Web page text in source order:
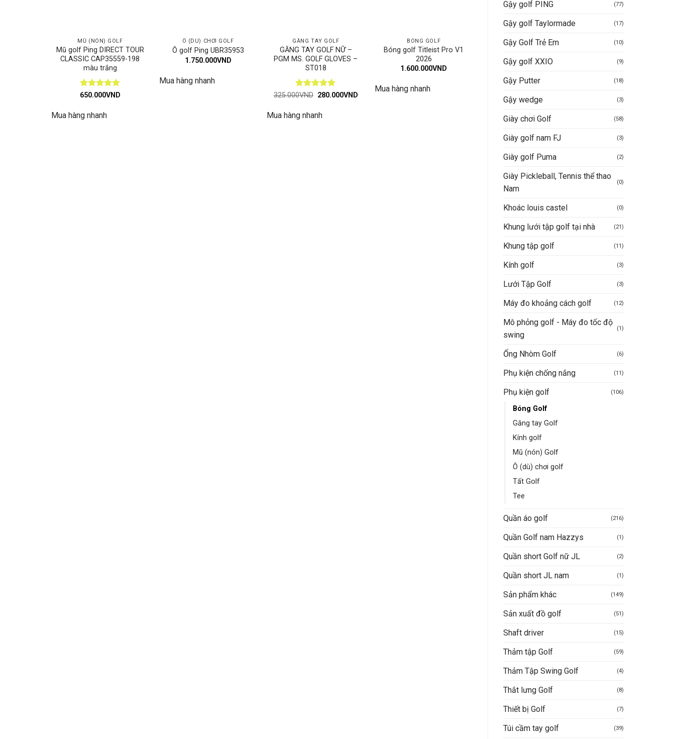
Gậy golf PING (77)
Gậy golf Taylormade (17)
Gậy Golf Trẻ Em (10)
Gậy golf XXIO (9)
Gậy Putter (18)
Gậy wedge (3)
Giày chơi Golf (58)
Giày golf nam FJ (3)
Giày golf Puma (2)
Giày Pickleball, Tennis thể thao
Nam
(0)
Khoác louis castel (0)
Khung lưới tập golf tại nhà (21)
Khung tập golf (11)
Kính golf (3)
Lưới Tập Golf (3)
Máy đo khoảng cách golf (12)
Mô phỏng golf - Máy đo tốc độ
swing
(1)
Ống Nhòm Golf (6)
Phụ kiện chống nắng (11)
Phụ kiện golf (106)
Bóng Golf
Găng tay Golf
Kính golf
Mũ (nón) Golf
Ô (dù) chơi golf
Tất Golf
Tee
Quần áo golf (216)
Quần Golf nam Hazzys (1)
Quần short Golf nữ JL (2)
Quần short JL nam (1)
Sản phẩm khác (149)
Sản xuất đồ golf (51)
Shaft driver (15)
Thảm tập Golf (59)
Thảm Tập Swing Golf (4)
Thắt lưng Golf (8)
Thiết bị Golf (7)
Túi cầm tay golf (39)
MŨ (NÓN) GOLF
Mũ golf Ping DIRECT TOUR
CLASSIC CAP35559-198
màu trắng
Được xếp
650.000VND
Mua hàng nhanh
Ô (DÙ) CHƠI GOLF
Ô golf Ping UBR35953
1.750.000VND
Mua hàng nhanh
GĂNG TAY GOLF
GĂNG TAY GOLF NỮ –
PGM MS. GOLF GLOVES –
ST018
Được xếp
325.000VND Giá
325.000VND.
280.000VND
Mua hàng nhanh
BÓNG GOLF
Bóng golf Titleist Pro V1
2026
1.600.000VND
Mua hàng nhanh
BÓNG GOLF
White hộp 12 bóng| Titleist
1.992.000
gốc
1.992.000VND.
1.600.000
Mua hàng nhanh
MŨ (NÓN) GOLF
350.000
Mua hàng nhanh